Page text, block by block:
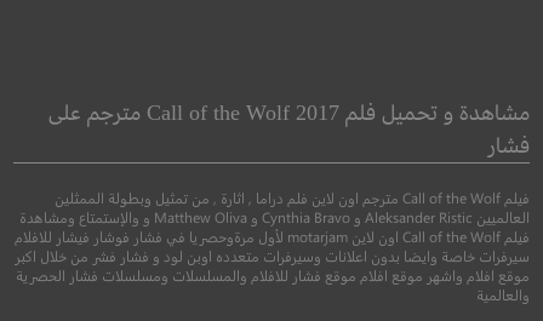
السقوط
هاري بوتر وسجين
مغامرة●عائلي
مشاهدة و تحميل فلم Call of the Wolf 2017 مترجم على
فشار
فيلم Call of the Wolf مترجم اون لاين فلم دراما , اثارة , من تمثيل وبطولة الممثلين
العالميين Aleksander Ristic و Cynthia Bravo و Matthew Oliva و والإستمتاع ومشاهدة
فيلم Call of the Wolf اون لاين motarjam لأول مرةوحصريا في فشار فوشار فيشار للافلام
سيرفرات خاصة وايضا بدون اعلانات وسيرفرات متعدده اوبن لود و فشار فشر من خلال اكبر
موقع افلام واشهر موقع افلام موقع فشار للافلام والمسلسلات ومسلسلات فشار الحصرية
والعالمية